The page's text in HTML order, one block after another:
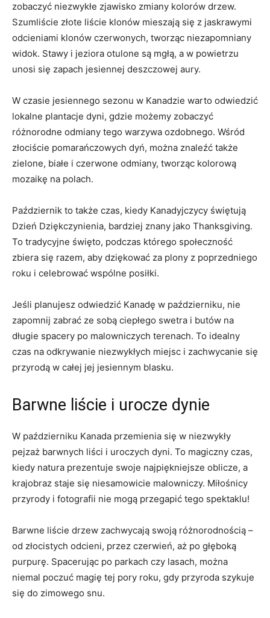
⁢zobaczyć ⁣niezwykłe zjawisko zmiany kolorów drzew.
Szumliście złote liście klonów mieszają się z jaskrawymi
odcieniami klonów czerwonych, tworząc niezapomniany
widok. Stawy ⁣i jeziora otulone są mgłą, a w powietrzu
unosi się ⁤zapach jesiennej deszczowej aury.
W czasie jesiennego sezonu w Kanadzie warto odwiedzić
lokalne plantacje dyni, gdzie możemy zobaczyć
różnorodne odmiany tego warzywa ozdobnego. Wśród
złociście pomarańczowych ‍dyń, można znaleźć także⁣
zielone, białe i‍ czerwone odmiany, tworząc kolorową
mozaikę na polach.
Październik‌ to także czas, kiedy Kanadyjczycy świętują
Dzień​ Dziękczynienia, bardziej znany jako Thanksgiving.
To tradycyjne święto, podczas którego społeczność
zbiera się⁣ razem, aby dziękować za plony z poprzedniego
roku i celebrować wspólne posiłki.
Jeśli planujesz odwiedzić Kanadę w październiku, nie
zapomnij zabrać ze sobą ciepłego swetra i butów na‌
długie ​spacery po malowniczych terenach. To idealny
czas na odkrywanie niezwykłych miejsc i zachwycanie się
przyrodą w całej jej jesiennym blasku.
Barwne ‍liście i urocze‍ dynie
W ​październiku Kanada przemienia się w niezwykły
pejzaż barwnych liści i ⁤uroczych dyni. To magiczny czas,​
kiedy natura prezentuje swoje najpiękniejsze oblicze, a
krajobraz staje⁢ się niesamowicie malowniczy. Miłośnicy
przyrody i fotografii nie mogą przegapić tego spektaklu!
Barwne liście drzew zachwycają swoją różnorodnością –
od złocistych odcieni, przez czerwień, aż po⁢ głęboką
purpurę. Spacerując po parkach czy lasach, można
niemal poczuć magię tej ⁤pory roku, gdy przyroda szykuje
się​ do ‍zimowego snu.